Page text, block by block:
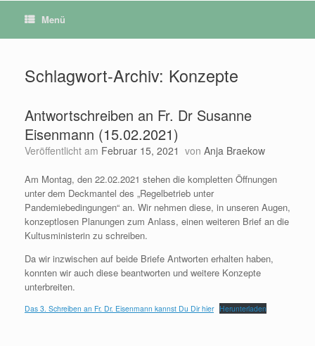
Menü
Schlagwort-Archiv: Konzepte
Antwortschreiben an Fr. Dr Susanne
Eisenmann (15.02.2021)
Veröffentlicht am Februar 15, 2021 von Anja Braekow
Am Montag, den 22.02.2021 stehen die kompletten Öffnungen
unter dem Deckmantel des „Regelbetrieb unter
Pandemiebedingungen“ an. Wir nehmen diese, in unseren Augen,
konzeptlosen Planungen zum Anlass, einen weiteren Brief an die
Kultusministerin zu schreiben.
Da wir inzwischen auf beide Briefe Antworten erhalten haben,
konnten wir auch diese beantworten und weitere Konzepte
unterbreiten.
Das 3. Schreiben an Fr. Dr. Eisenmann kannst Du Dir hier Herunterladen